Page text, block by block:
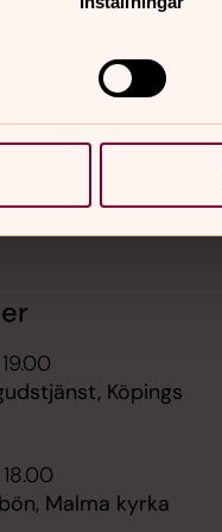
Köpings
Malma kyrka